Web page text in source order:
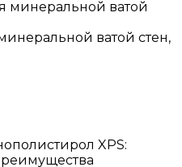
ватой стен,